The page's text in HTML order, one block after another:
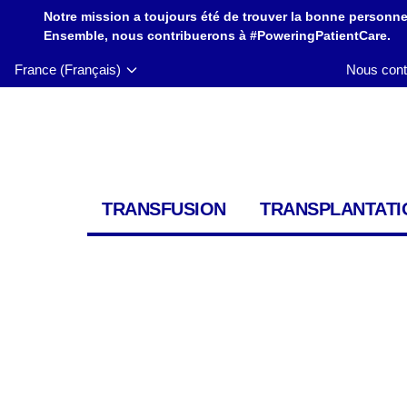
Notre mission a toujours été de trouver la bonne
Ensemble, nous contribuerons à #PoweringPatientCare.
France (Français) Nous
TRANSFUSION